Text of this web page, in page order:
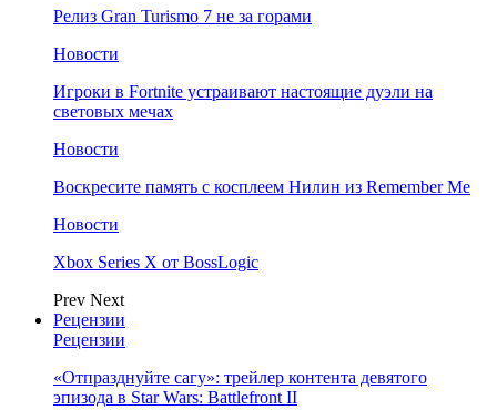
Релиз Gran Turismo 7 не за горами
Новости
Игроки в Fortnite устраивают настоящие дуэли на
световых мечах
Новости
Воскресите память с косплеем Нилин из Remember Me
Новости
Xbox Series X от BossLogic
Prev Next
Рецензии
Рецензии
«Отпразднуйте сагу»: трейлер контента девятого
эпизода в Star Wars: Battlefront II